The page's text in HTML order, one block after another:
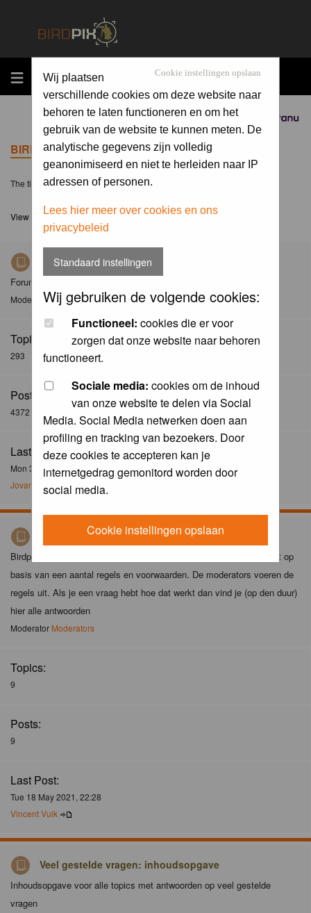
MENU
Sponsored by
Cookie instellingen opslaan
Wij plaatsen
verschillende cookies om deze website naar
behoren te laten functioneren en om het
gebruik van de website te kunnen meten. De
analytische gegevens zijn volledig
geanonimiseerd en niet te herleiden naar IP
adressen of personen.
Lees hier meer over cookies en ons
privacybeleid
Standaard instellingen
Wij gebruiken de volgende cookies:
Functioneel: cookies die er voor
zorgen dat onze website naar behoren
functioneert.
Sociale media: cookies om de inhoud
van onze website te delen via Social
Media. Social Media netwerken doen aan
profiling en tracking van bezoekers. Door
deze cookies te accepteren kan je
internetgedrag gemonitord worden door
social media.
Cookie instellingen opslaan
BIRDPIX.NL FORUM INDEX
The time now is Mon 10 Aug 2026, 9:50
View unanswered posts
Nieuws
Forum met nieuwsberichten over Birdpix
ModeratorModerators
Topics:
293
Posts:
4372
Last Post:
Mon 30 Dec 2024, 21:02
Jovanzo
Birdpix spelregels
Birdpix is niet zomaar een foto-site. Het plaatsen van foto's gebeurt op
basis van een aantal regels en voorwaarden. De moderators voeren de
regels uit. Als je een vraag hebt hoe dat werkt dan vind je (op den duur)
hier alle antwoorden
Moderator Moderators
Topics:
9
Posts:
9
Last Post:
Tue 18 May 2021, 22:28
Vincent Vuik
Veel gestelde vragen: inhoudsopgave
Inhoudsopgave voor alle topics met antwoorden op veel gestelde
vragen